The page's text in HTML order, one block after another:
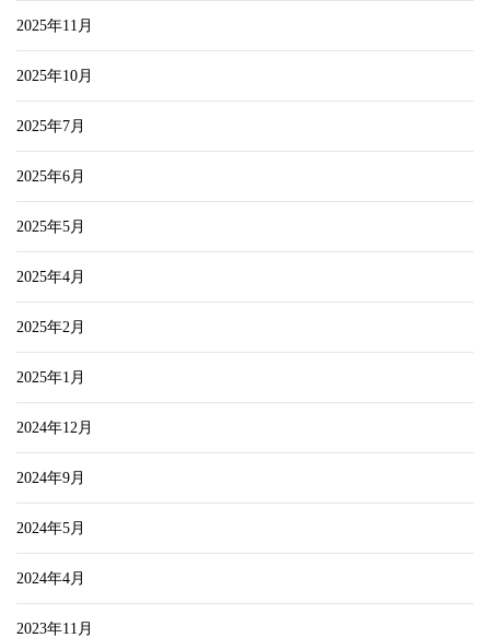
2025年11月
2025年10月
2025年7月
2025年6月
2025年5月
2025年4月
2025年2月
2025年1月
2024年12月
2024年9月
2024年5月
2024年4月
2023年11月